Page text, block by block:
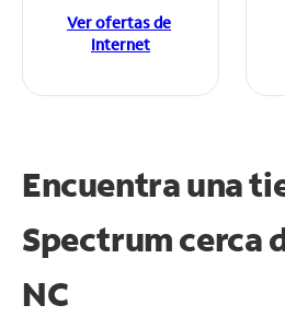
Ver ofertas de
Internet
Encuentra una
Spectrumcerca
NC